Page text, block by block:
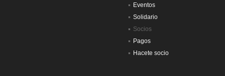
Eventos
Solidario
Socios
Pagos
Hacete socio